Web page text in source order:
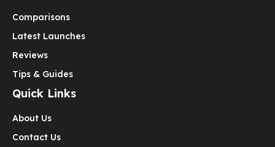
Comparisons
Latest Launches
Reviews
Tips & Guides
Quick Links
About Us
Contact Us